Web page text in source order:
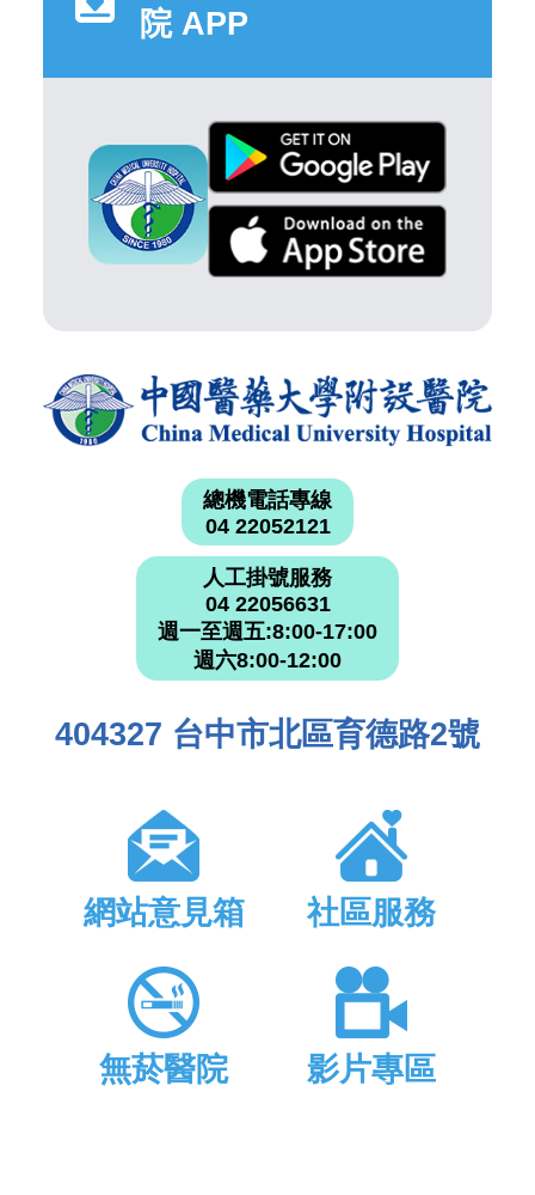
院 APP
總機電話專線
04 22052121
人工掛號服務
04 22056631
週一至週五:8:00-17:00
週六8:00-12:00
404327 台中市北區育德路2號
網站意見箱 社區服務
無菸醫院 影片專區